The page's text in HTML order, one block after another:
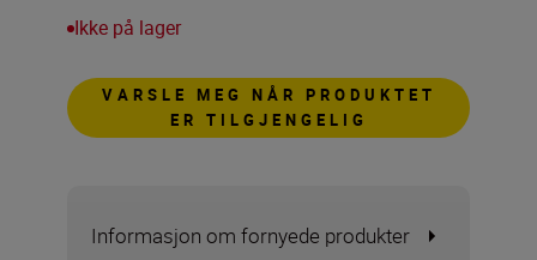
Ikke på lager
VARSLE MEG NÅR PRODUKTET
ER TILGJENGELIG
Informasjon om fornyede produkter